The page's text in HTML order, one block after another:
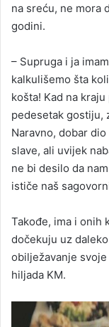
na sreću, ne mora
godini.
– Supruga i ja
kalkulišemo šta
košta! Kad na
pedesetak gostiju,
Naravno, dobar
slave, ali uvijek
ne bi desilo da
ističe naš
Takođe, ima i onih
dočekuju uz
obilježavanje
hiljada KM.